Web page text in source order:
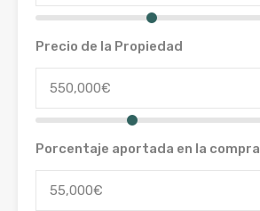
Precio de la Propiedad
Porcentaje aportada en la compra